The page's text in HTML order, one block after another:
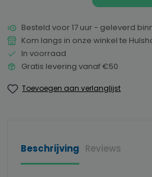
Besteld voor 17 uur - geleverd
Kom langs in onze winkel te
In voorraad
Gratis levering vanaf €50
Toevoegen aan verlanglijst
Beschrijving Reviews